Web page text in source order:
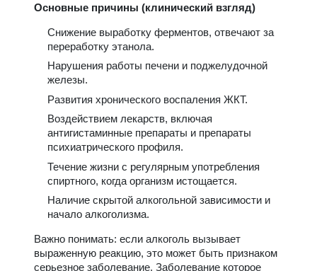
Основные причины (клинический взгляд)
Снижение выработку ферментов, отвечают за
переработку этанола.
Нарушения работы печени и поджелудочной
железы.
Развития хронического воспаления ЖКТ.
Воздействием лекарств, включая
антигистаминные препараты и препараты
психиатрического профиля.
Течение жизни с регулярным употребления
спиртного, когда организм истощается.
Наличие скрытой алкогольной зависимости и
начало алкоголизма.
Важно понимать: если алкоголь вызывает
выраженную реакцию, это может быть признаком
серьезное заболевание. Заболевание которое